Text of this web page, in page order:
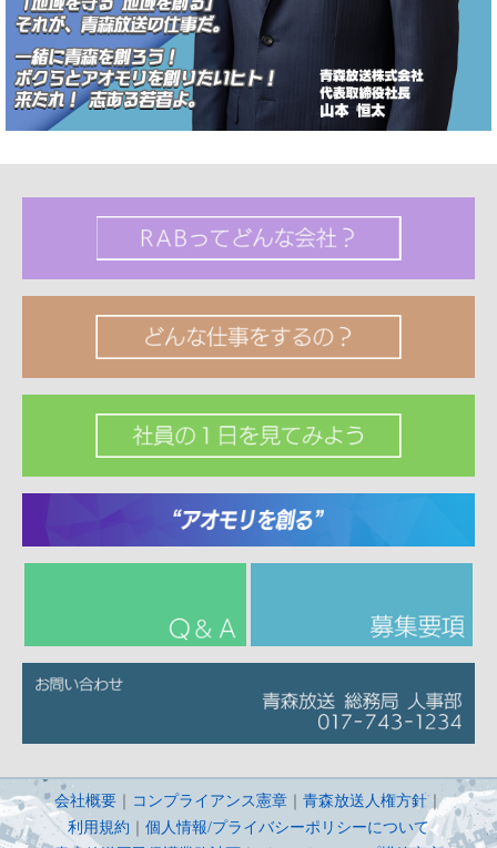
会社概要 コンプライアンス憲章 青森放送人権方針｜
利用規約
個人情報/プライバシーポリシーについて